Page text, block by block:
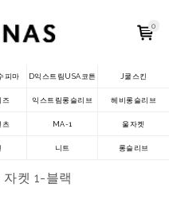
0
피마 D익스트림USA코튼 J쿨스킨
즈 익스트림롱슬리브 헤비롱슬리브
츠 MA-1 울자켓
니트 롱슬리브
켓 1-블랙